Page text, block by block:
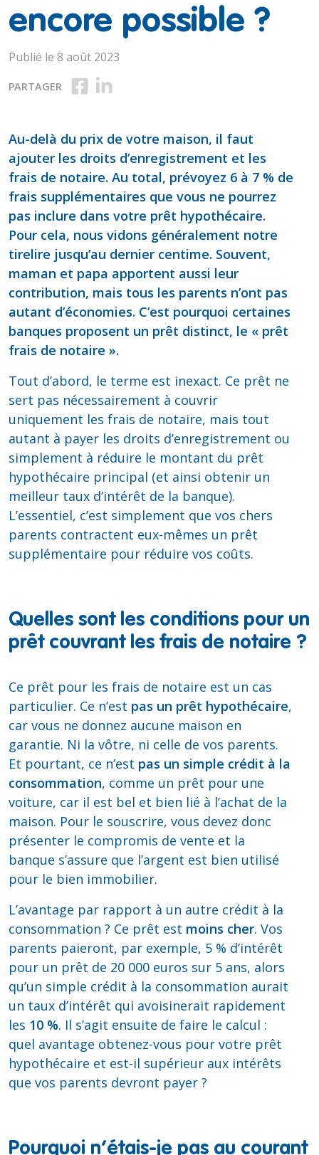
encore possible ?
Publié le 8 août 2023
PARTAGER Partager sur Facebook
Partager sur LinkedIn
Au-delà du prix de votre maison, il faut
ajouter les droits d’enregistrement et les
frais de notaire. Au total, prévoyez 6 à 7 % de
frais supplémentaires que vous ne pourrez
pas inclure dans votre prêt hypothécaire.
Pour cela, nous vidons généralement notre
tirelire jusqu’au dernier centime. Souvent,
maman et papa apportent aussi leur
contribution, mais tous les parents n’ont pas
autant d’économies. C’est pourquoi certaines
banques proposent un prêt distinct, le « prêt
frais de notaire ».
Tout d’abord, le terme est inexact. Ce prêt ne
sert pas nécessairement à couvrir
uniquement les frais de notaire, mais tout
autant à payer les droits d’enregistrement ou
simplement à réduire le montant du prêt
hypothécaire principal (et ainsi obtenir un
meilleur taux d’intérêt de la banque).
L’essentiel, c’est simplement que vos chers
parents contractent eux-mêmes un prêt
supplémentaire pour réduire vos coûts.
Quelles sont les conditions pour un
prêt couvrant les frais de notaire ?
Ce prêt pour les frais de notaire est un cas
particulier. Ce n’est pas un prêt hypothécaire,
car vous ne donnez aucune maison en
garantie. Ni la vôtre, ni celle de vos parents.
Et pourtant, ce n’est pas un simple crédit à la
consommation, comme un prêt pour une
voiture, car il est bel et bien lié à l’achat de la
maison. Pour le souscrire, vous devez donc
présenter le compromis de vente et la
banque s’assure que l’argent est bien utilisé
pour le bien immobilier.
L’avantage par rapport à un autre crédit à la
consommation ? Ce prêt est moins cher. Vos
parents paieront, par exemple, 5 % d’intérêt
pour un prêt de 20 000 euros sur 5 ans, alors
qu’un simple crédit à la consommation aurait
un taux d’intérêt qui avoisinerait rapidement
les 10 %. Il s’agit ensuite de faire le calcul :
quel avantage obtenez-vous pour votre prêt
hypothécaire et est-il supérieur aux intérêts
que vos parents devront payer ?
Pourquoi n’étais-je pas au courant